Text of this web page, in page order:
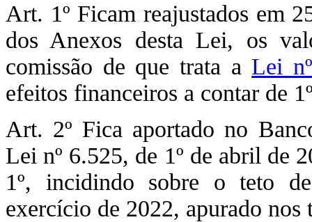
Art. 1º Ficam reajustados em
dos Anexos desta Lei, os
comissão de que trata a Lei
efeitos financeiros a contar de
Art. 2º Fica aportado no
Lei nº 6.525, de 1º de abril de
1º, incidindo sobre o teto
exercício de 2022, apurado